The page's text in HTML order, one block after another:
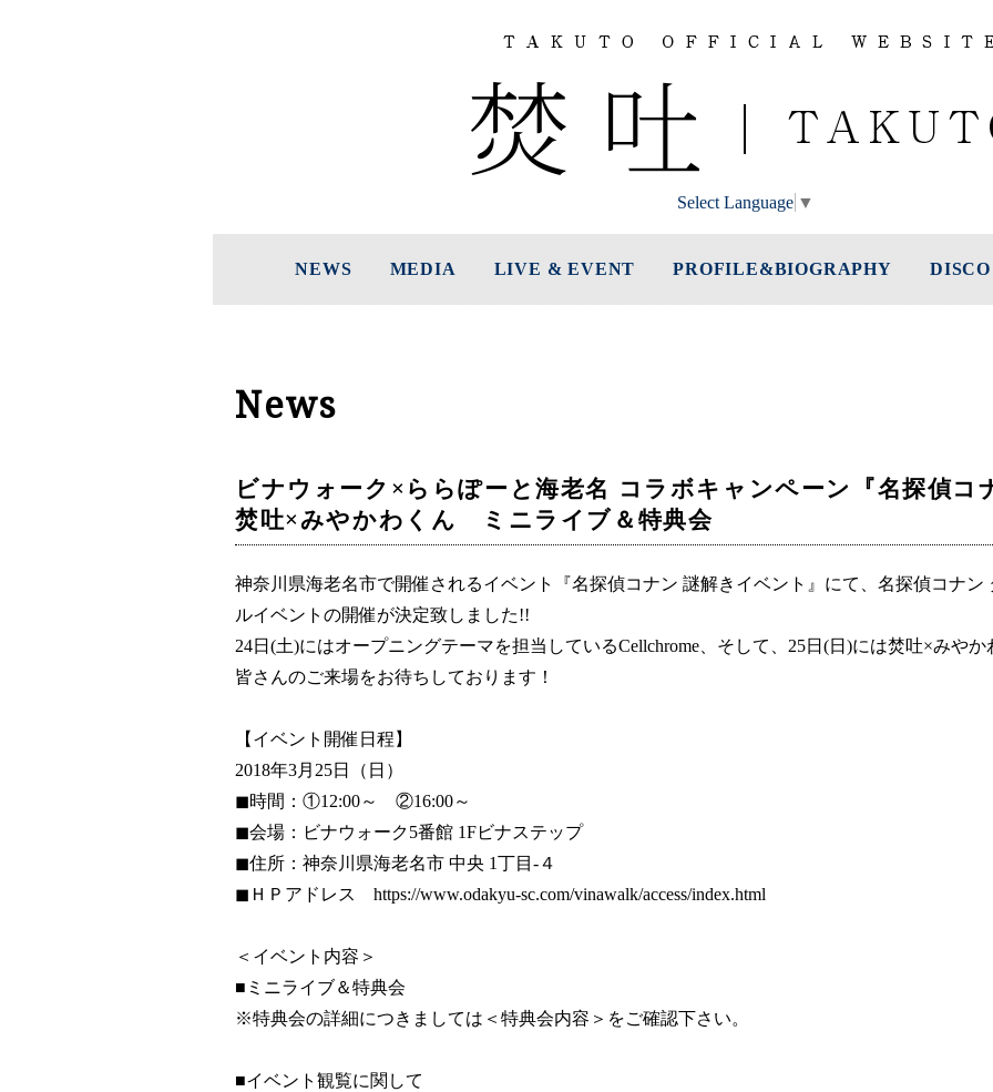
Select Language ▼
NEWS MEDIA LIVE & EVENT PROFILE&BIOGRAPHY DISCO
News
ビナウォーク×ららぽーと海老名 コラボキャンペーン『名探偵コ
焚吐×みやかわくん ミニライブ＆特典会
神奈川県海老名市で開催されるイベント『名探偵コナン 謎解きイベント』にて、名探偵コナン
ルイベントの開催が決定致しました!!
24日(土)にはオープニングテーマを担当しているCellchrome、そして、25日(日)には焚吐×みやか
皆さんのご来場をお待ちしております！
【イベント開催日程】
2018年3月25日（日）
◼時間：①12:00～ ②16:00～
◼会場：ビナウォーク5番館 1Fビナステップ
◼住所：神奈川県海老名市 中央 1丁目-４
◼ＨＰアドレス https://www.odakyu-sc.com/vinawalk/access/index.html
＜イベント内容＞
■ミニライブ＆特典会
※特典会の詳細につきましては＜特典会内容＞をご確認下さい。
■イベント観覧に関して